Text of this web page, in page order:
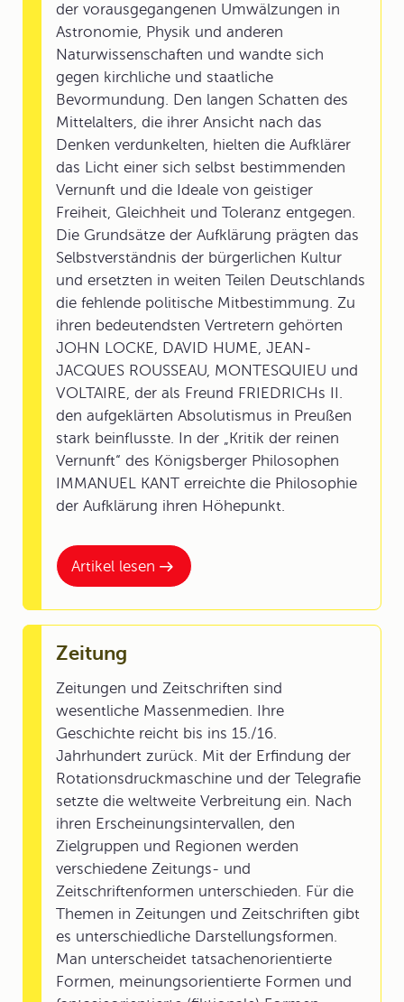
Artikel lesen
der vorausgegangenen Umwälzungen in
Astronomie, Physik und anderen
Naturwissenschaften und wandte sich
gegen kirchliche und staatliche
Bevormundung. Den langen Schatten des
Mittelalters, die ihrer Ansicht nach das
Denken verdunkelten, hielten die Aufklärer
das Licht einer sich selbst bestimmenden
Vernunft und die Ideale von geistiger
Freiheit, Gleichheit und Toleranz entgegen.
Die Grundsätze der Aufklärung prägten das
Selbstverständnis der bürgerlichen Kultur
und ersetzten in weiten Teilen Deutschlands
die fehlende politische Mitbestimmung. Zu
ihren bedeutendsten Vertretern gehörten
JOHN LOCKE, DAVID HUME, JEAN-
JACQUES ROUSSEAU, MONTESQUIEU und
VOLTAIRE, der als Freund FRIEDRICHs II.
den aufgeklärten Absolutismus in Preußen
stark beinflusste. In der „Kritik der reinen
Vernunft“ des Königsberger Philosophen
IMMANUEL KANT erreichte die Philosophie
der Aufklärung ihren Höhepunkt.
Zeitung
Zeitungen und Zeitschriften sind
wesentliche Massenmedien. Ihre
Geschichte reicht bis ins 15./16.
Jahrhundert zurück. Mit der Erfindung der
Rotationsdruckmaschine und der Telegrafie
setzte die weltweite Verbreitung ein. Nach
ihren Erscheinungsintervallen, den
Zielgruppen und Regionen werden
verschiedene Zeitungs- und
Zeitschriftenformen unterschieden. Für die
Themen in Zeitungen und Zeitschriften gibt
es unterschiedliche Darstellungsformen.
Man unterscheidet tatsachenorientierte
Formen, meinungsorientierte Formen und